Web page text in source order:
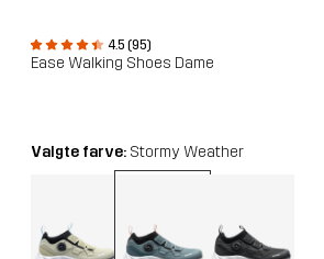
4.5 (95)
Ease Walking Shoes Dame
Valgte farve: Stormy Weather